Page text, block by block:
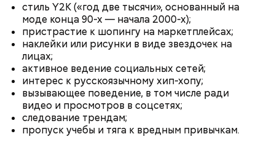
стиль Y2K («год две тысячи», основанный на
моде конца 90-х — начала 2000-х);
пристрастие к шопингу на маркетплейсах;
наклейки или рисунки в виде звездочек на
лицах;
активное ведение социальных сетей;
интерес к русскоязычному хип-хопу;
вызывающее поведение, в том числе ради
видео и просмотров в соцсетях;
следование трендам;
пропуск учебы и тяга к вредным привычкам.